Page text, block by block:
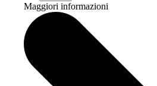
Maggiori informazioni